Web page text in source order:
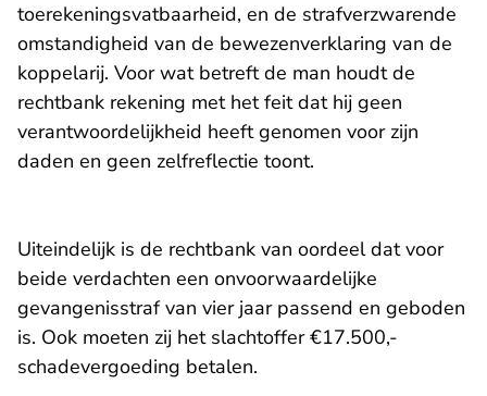
toerekeningsvatbaarheid, en de strafverzwarende
omstandigheid van de bewezenverklaring van de
koppelarij. Voor wat betreft de man houdt de
rechtbank rekening met het feit dat hij geen
verantwoordelijkheid heeft genomen voor zijn
daden en geen zelfreflectie toont.
Uiteindelijk is de rechtbank van oordeel dat voor
beide verdachten een onvoorwaardelijke
gevangenisstraf van vier jaar passend en geboden
is. Ook moeten zij het slachtoffer €17.500,-
schadevergoeding betalen.